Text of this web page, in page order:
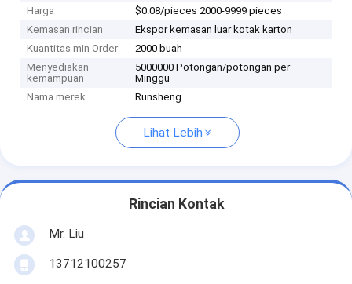
Harga
$0.08/pieces 2000-9999 pieces
Kemasan rincian
Ekspor kemasan luar kotak karton
Kuantitas min Order
2000 buah
Menyediakan
kemampuan
5000000 Potongan/potongan per
Minggu
Nama merek
Runsheng
Lihat Lebih
Rincian Kontak
Mr. Liu
13712100257